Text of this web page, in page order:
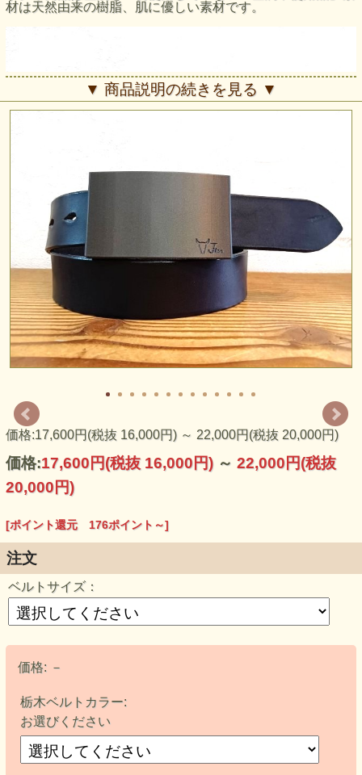
材は天然由来の樹脂、肌に優しい素材です。
～日本から世界へ～ 日本の技術とアメリカのバックル文化
の融合をデザインしました。今後、日本からアメリカをはじ
め世界に日本製バックルを日本のバックル文化として世界に
発信していけたらと考えています。
▼ 商品説明の続きを見る ▼
価格:17,600円(税抜 16,000円) ～ 22,000円(税抜 20,000円)
価格:17,600円(税抜 16,000円) ～ 22,000円(税抜
20,000円)
[ポイント還元 176ポイント～]
注文
ベルトサイズ：
価格:－
栃木ベルトカラー:
お選びください